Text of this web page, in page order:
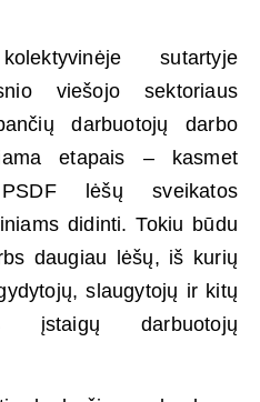
sutartyje
viešojo sektoriaus
darbuotojų darbo
etapais – kasmet
lėšų sveikatos
didinti. Tokiu būdu
daugiau lėšų, iš kurių
slaugytojų ir kitų
įstaigų darbuotojų